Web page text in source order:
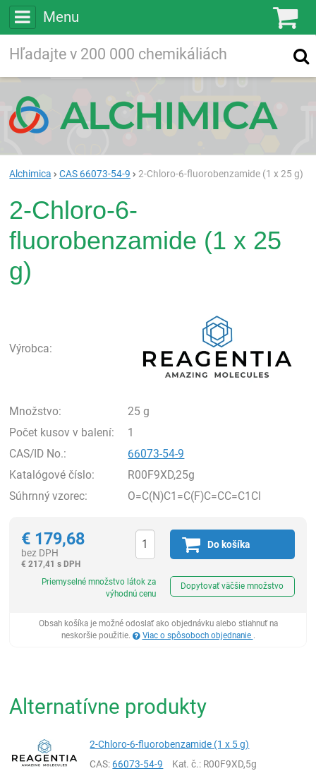
Menu
Vyhľadávanie
Alchimica CAS 66073-54-9 2-Chloro-6-fluorobenzamide (1 x 25 g)
2-Chloro-6-
fluorobenzamide (1 x 25
g)
Výrobca:
Množstvo:
25 g
Počet kusov v balení:
1
CAS/ID No.:
66073-54-9
Katalógové číslo:
R00F9XD,25g
Súhrnný vzorec:
O=C(N)C1=C(F)C=CC=C1Cl
€ 179,68
bez DPH
€ 217,41 s DPH
Do košíka
Priemyselné množstvo látok za
výhodnú cenu
Dopytovať väčšie množstvo
Obsah košíka je možné odoslať ako objednávku alebo stiahnuť na
neskoršie použitie.
Viac o spôsoboch objednanie .
Alternatívne produkty
2-Chloro-6-fluorobenzamide (1 x 5 g)
CAS:66073-54-9 Kat. č.: R00F9XD,5g